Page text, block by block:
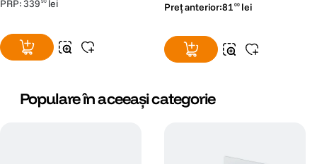
PRP:339 90 lei Preț anterior:81 00 lei
Populare în aceeași categorie